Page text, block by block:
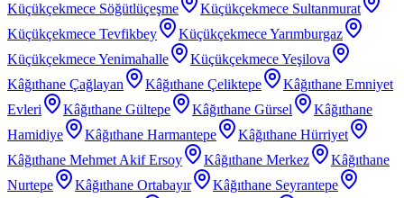
Küçükçekmece Söğütlüçeşme
Küçükçekmece Sultanmurat
Küçükçekmece Tevfikbey
Küçükçekmece Yarımburgaz
Küçükçekmece Yenimahalle
Küçükçekmece Yeşilova
Kâğıthane Çağlayan
Kâğıthane Çeliktepe
Kâğıthane Emniyet
Evleri
Kâğıthane Gültepe Kâğıthane Gürsel
Kâğıthane
Hamidiye
Kâğıthane Harmantepe
Kâğıthane Hürriyet
Kâğıthane Mehmet Akif Ersoy
Kâğıthane Merkez
Kâğıthane
Nurtepe
Kâğıthane Ortabayır
Kâğıthane Seyrantepe